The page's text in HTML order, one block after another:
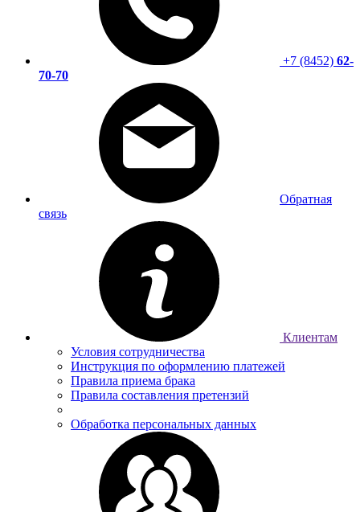
+7 (8452) 62-
70-70
Обратная
связь
Клиентам
Условия сотрудничества
Инструкция по оформлению платежей
Правила приема брака
Правила составления претензий
Обработка персональных данных